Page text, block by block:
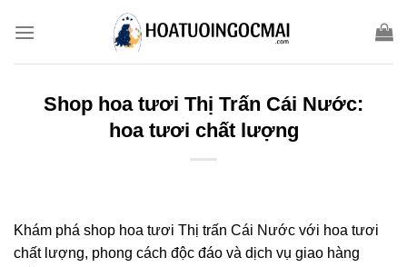
Shop hoa tươi Thị Trấn Cái Nước:
hoa tươi chất lượng
Khám phá shop hoa tươi Thị trấn Cái Nước với hoa tươi
chất lượng, phong cách độc đáo và dịch vụ giao hàng